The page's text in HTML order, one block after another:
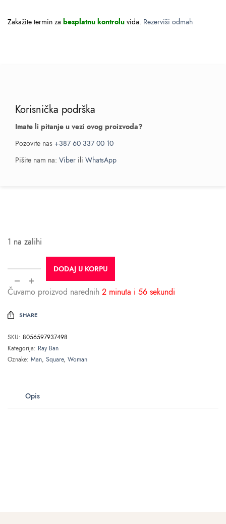
Zakažite termin zabesplatnu kontrolu vida. Rezerviši odmah
Korisnička podrška
Imate li pitanje u vezi ovog proizvoda?
Pozovite nas +387 60 337 00 10
Pišite nam na:Viber iliWhatsApp
1 na zalihi
DODAJ U KORPU
Čuvamo proizvod narednih 2 minuta i 56 sekundi
SHARE
SKU: 8056597937498
Kategorija: Ray Ban
Oznake: Man, Square, Woman
Opis